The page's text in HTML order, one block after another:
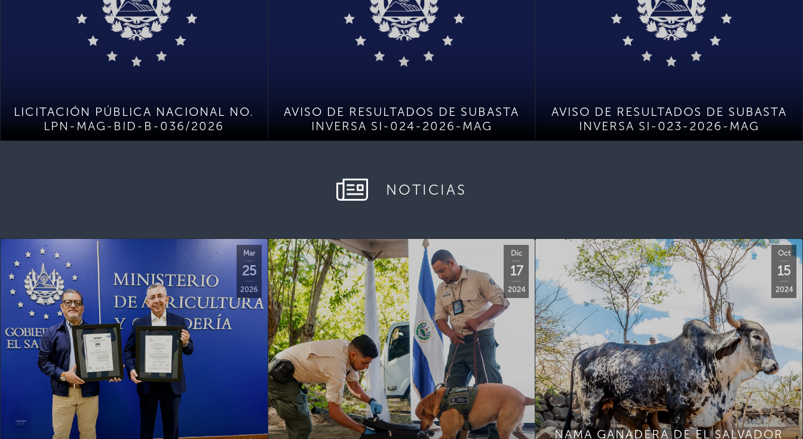
LICITACIÓN PÚBLICA NACIONAL NO.
LPN-MAG-BID-B-036/2026
AVISO DE RESULTADOS DE SUBASTA
INVERSA SI-024-2026-MAG
AVISO DE RESULTADOS DE SUBASTA
INVERSA SI-023-2026-MAG
NOTICIAS
Mar
25
2026
Dic
17
2024
Oct
15
2024
NAMA GANADERA DE EL SALVADOR